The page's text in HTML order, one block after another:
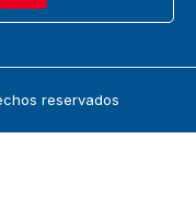
reservados